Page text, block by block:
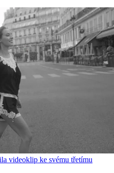
videoklip ke svému třetímu